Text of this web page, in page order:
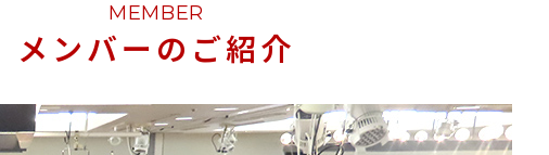
MEMBER
メンバーのご紹介